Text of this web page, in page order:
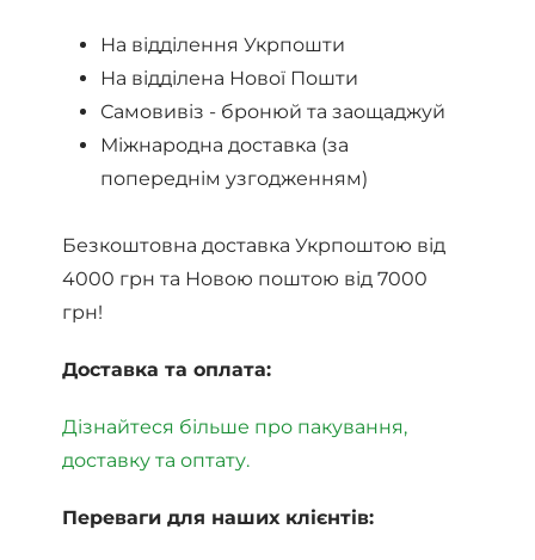
На відділення Укрпошти
На відділена Нової Пошти
Самовивіз - бронюй та заощаджуй
Міжнародна доставка (за
попереднім узгодженням)
Безкоштовна доставка Укрпоштою від
4000 грн та Новою поштою від 7000
грн!
Доставка та оплата:
Дізнайтеся більше про пакування,
доставку та оптату.
Переваги для наших клієнтів: